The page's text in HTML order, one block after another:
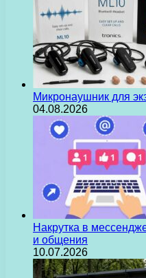
Микронаушник для
04.08.2026
Накрутка в
и общения
10.07.2026